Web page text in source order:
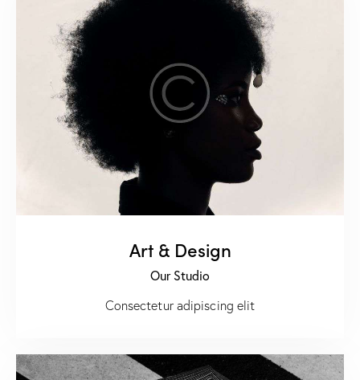
Art & Design
Our Studio
Consectetur adipiscing elit